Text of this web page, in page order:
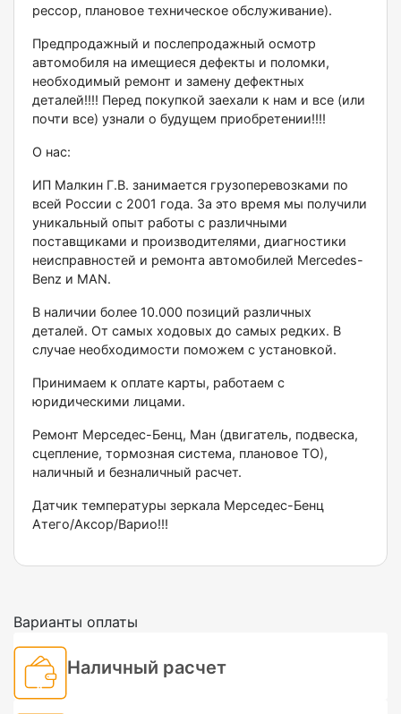
рессор, плановое техническое обслуживание).
Предпродажный и послепродажный осмотр
автомобиля на имещиеся дефекты и поломки,
необходимый ремонт и замену дефектных
деталей!!!! Перед покупкой заехали к нам и все (или
почти все) узнали о будущем приобретении!!!!
О нас:
ИП Малкин Г.В. занимается грузоперевозками по
всей России с 2001 года. За это время мы получили
уникальный опыт работы с различными
поставщиками и производителями, диагностики
неисправностей и ремонта автомобилей Меrсеdеs-
Веnz и МАN.
В наличии более 10.000 позиций различных
деталей. От самых ходовых до самых редких. В
случае необходимости поможем с установкой.
Принимаем к оплате карты, работаем с
юридическими лицами.
Ремонт Мерседес-Бенц, Ман (двигатель, подвеска,
сцепление, тормозная система, плановое ТО),
наличный и безналичный расчет.
Датчик температуры зеркала Мерседес-Бенц
Атего/Аксор/Варио!!!
Варианты оплаты
Наличный расчет